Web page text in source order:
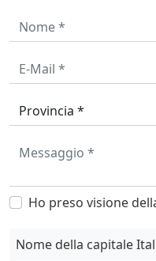
Ho preso visione
Nome della capitale